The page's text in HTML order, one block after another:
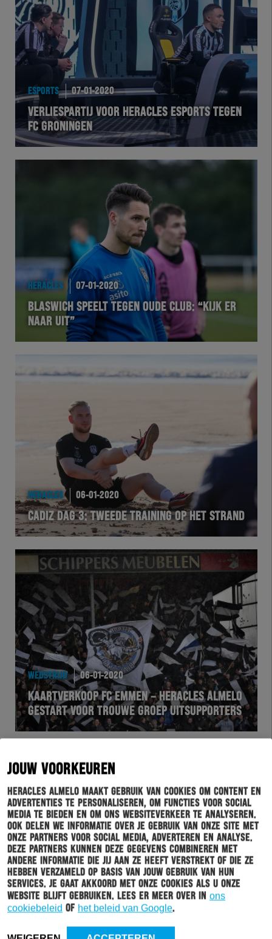
JOUW VOORKEUREN
Heracles Almelo maakt gebruik van cookies om content en
advertenties te personaliseren, om functies voor social
media te bieden en om ons websiteverkeer te analyseren.
Ook delen we informatie over je gebruik van onze site met
onze partners voor social media, adverteren en analyse.
Deze partners kunnen deze gegevens combineren met
andere informatie die jij aan ze heeft verstrekt of die ze
hebben verzameld op basis van jouw gebruik van hun
services. Je gaat akkoord met onze cookies als u onze
website blijft gebruiken. Lees er meer over in ons
cookiebeleid of het beleid van Google.
ESPORTS 07-01-2020
VERLIESPARTIJ VOOR HERACLES ESPORTS TEGEN
FC GRONINGEN
HERACLES 07-01-2020
BLASWICH SPEELT TEGEN OUDE CLUB: “KIJK ER
NAAR UIT”
HERACLES 06-01-2020
CADIZ DAG 3: TWEEDE TRAINING OP HET STRAND
WEDSTRIJD 06-01-2020
KAARTVERKOOP FC EMMEN – HERACLES ALMELO
GESTART VOOR TROUWE GROEP UITSUPPORTERS
HERACLES 05-01-2020
CADIZ DAG 2: EEN DRUK PROGRAMMA